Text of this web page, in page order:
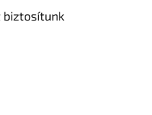
biztosítunk